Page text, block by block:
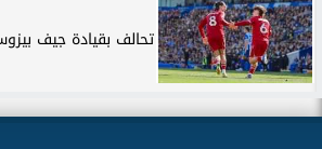
تحالف بقيادة جيف